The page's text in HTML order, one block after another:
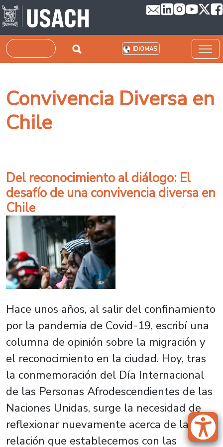
Pasar al contenido principal
Buscar IDIOMAS
Convivencia Diversa en
Chile
Del reconocimiento al diálogo: El
desafío de una convivencia diversa en
Chile
Hace unos años, al salir del confinamiento
por la pandemia de Covid-19, escribí una
columna de opinión sobre la migración y
el reconocimiento en la ciudad. Hoy, tras
la conmemoración del Día Internacional
de las Personas Afrodescendientes de las
Naciones Unidas, surge la necesidad de
reflexionar nuevamente acerca de la
relación que establecemos con las